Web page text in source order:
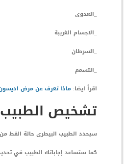
_العدوى
_الاجسام الغريبة
_السرطان
_التسمم
اقرأ ايضا: ماذا تعرف عن مرض
تشخيص الطبيب
سيحدد الطبيب البيطرى حالة القط
كما ستساعد إجاباتك الطبيب في